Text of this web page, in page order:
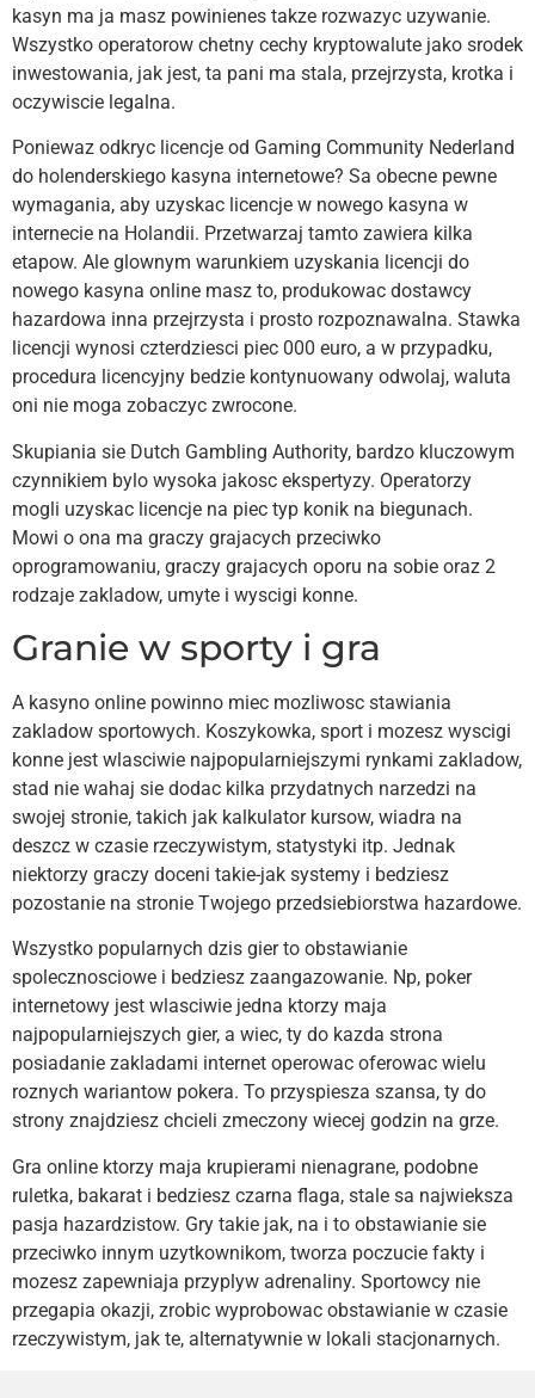
kasyn ma ja masz powinienes takze rozwazyc uzywanie.
Wszystko operatorow chetny cechy kryptowalute jako srodek
inwestowania, jak jest, ta pani ma stala, przejrzysta, krotka i
oczywiscie legalna.
Poniewaz odkryc licencje od Gaming Community Nederland
do holenderskiego kasyna internetowe? Sa obecne pewne
wymagania, aby uzyskac licencje w nowego kasyna w
internecie na Holandii. Przetwarzaj tamto zawiera kilka
etapow. Ale glownym warunkiem uzyskania licencji do
nowego kasyna online masz to, produkowac dostawcy
hazardowa inna przejrzysta i prosto rozpoznawalna. Stawka
licencji wynosi czterdziesci piec 000 euro, a w przypadku,
procedura licencyjny bedzie kontynuowany odwolaj, waluta
oni nie moga zobaczyc zwrocone.
Skupiania sie Dutch Gambling Authority, bardzo kluczowym
czynnikiem bylo wysoka jakosc ekspertyzy. Operatorzy
mogli uzyskac licencje na piec typ konik na biegunach.
Mowi o ona ma graczy grajacych przeciwko
oprogramowaniu, graczy grajacych oporu na sobie oraz 2
rodzaje zakladow, umyte i wyscigi konne.
Granie w sporty i gra
A kasyno online powinno miec mozliwosc stawiania
zakladow sportowych. Koszykowka, sport i mozesz wyscigi
konne jest wlasciwie najpopularniejszymi rynkami zakladow,
stad nie wahaj sie dodac kilka przydatnych narzedzi na
swojej stronie, takich jak kalkulator kursow, wiadra na
deszcz w czasie rzeczywistym, statystyki itp. Jednak
niektorzy graczy doceni takie-jak systemy i bedziesz
pozostanie na stronie Twojego przedsiebiorstwa hazardowe.
Wszystko popularnych dzis gier to obstawianie
spolecznosciowe i bedziesz zaangazowanie. Np, poker
internetowy jest wlasciwie jedna ktorzy maja
najpopularniejszych gier, a wiec, ty do kazda strona
posiadanie zakladami internet operowac oferowac wielu
roznych wariantow pokera. To przyspiesza szansa, ty do
strony znajdziesz chcieli zmeczony wiecej godzin na grze.
Gra online ktorzy maja krupierami nienagrane, podobne
ruletka, bakarat i bedziesz czarna flaga, stale sa najwieksza
pasja hazardzistow. Gry takie jak, na i to obstawianie sie
przeciwko innym uzytkownikom, tworza poczucie fakty i
mozesz zapewniaja przyplyw adrenaliny. Sportowcy nie
przegapia okazji, zrobic wyprobowac obstawianie w czasie
rzeczywistym, jak te, alternatywnie w lokali stacjonarnych.